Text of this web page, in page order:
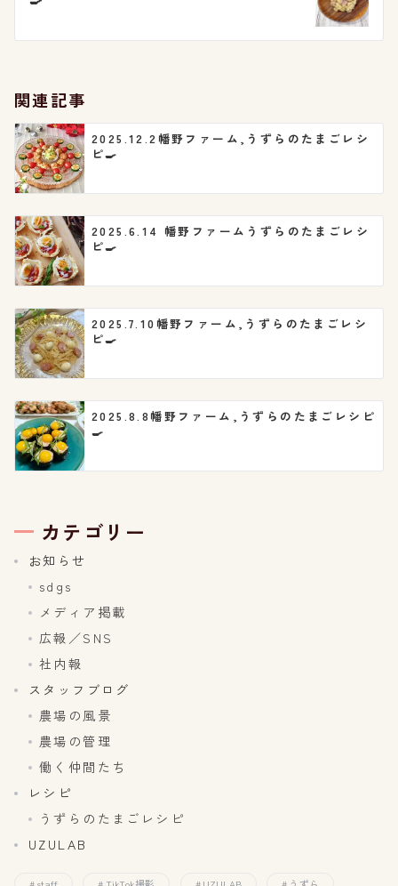
シ
ョ
ン
関連記事
2025.12.2幡野ファーム,うずらのたまごレシ
ピ🍳
2025.6.14 幡野ファームうずらのたまごレシ
ピ🍳
2025.7.10幡野ファーム,うずらのたまごレシ
ピ🍳
2025.8.8幡野ファーム,うずらのたまごレシピ
🍳
カテゴリー
お知らせ
sdgs
メディア掲載
広報／SNS
社内報
スタッフブログ
農場の風景
農場の管理
働く仲間たち
レシピ
うずらのたまごレシピ
UZULAB